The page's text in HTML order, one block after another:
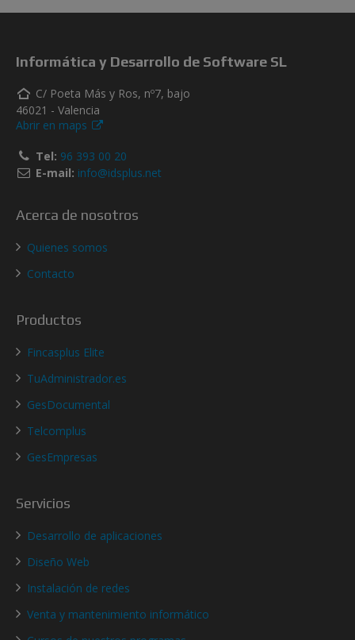
Informática y Desarrollo de Software SL
C/ Poeta Más y Ros, nº7, bajo
46021 - Valencia
Abrir en maps
Tel: 96 393 00 20
E-mail: info@idsplus.net
Acerca de nosotros
Quienes somos
Contacto
Productos
Fincasplus Elite
TuAdministrador.es
GesDocumental
Telcomplus
GesEmpresas
Servicios
Desarrollo de aplicaciones
Diseño Web
Instalación de redes
Venta y mantenimiento informático